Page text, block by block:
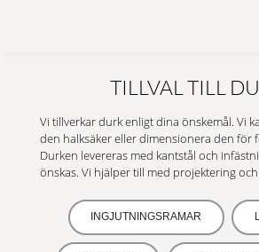
TILLVAL TILL
Vi tillverkar durk enligt dina önskemål. Vi
den halksäker eller dimensionera den för
Durken levereras med kantstål och
önskas. Vi hjälper till med projektering
INGJUTNINGSRAMAR